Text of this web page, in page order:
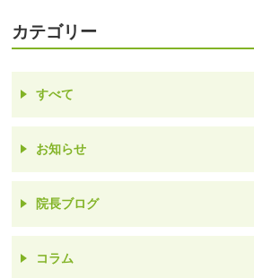
カテゴリー
すべて
お知らせ
院長ブログ
コラム